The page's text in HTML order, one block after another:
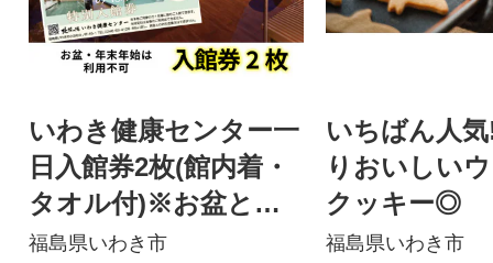
いわき健康センター一
日入館券2枚(館内着・
タオル付)※お盆と年
末年始は利用不可
福島県いわき市
いちばん人
りおいしい
クッキー◎
福島県いわき市